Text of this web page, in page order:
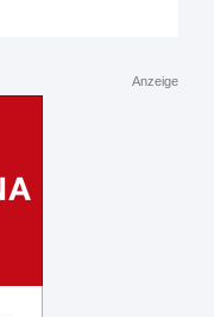
Anzeige